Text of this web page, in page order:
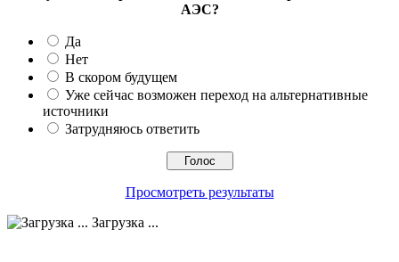
АЭС?
Да
Нет
В скором будущем
Уже сейчас возможен переход на альтернативные
источники
Затрудняюсь ответить
Просмотреть результаты
Загрузка ...